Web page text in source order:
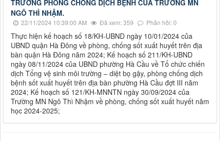
TRƯỜNG PHÒNG CHỐNG DỊCH BỆNH CỦA TRƯỜNG MN
NGÔ THÌ NHẬM.
22/11/2024 10:39:00 AM Đã xem: 359 Phản hồi: 0
Thực hiện kế hoạch số 18/KH-UBND ngày 10/01/2024 của
UBND quận Hà Đông về phòng, chống sốt xuất huyết trên địa
bàn quận Hà Đông năm 2024; Kế hoạch số 211/KH-UBND
ngày 08/11/2024 của UBND phường Hà Cầu về Tổ chức chiến
dịch Tổng vệ sinh môi trường – diệt bọ gậy, phòng chống dịch
bệnh sốt xuất huyết trên địa bàn phường Hà Cầu đợt III năm
2024; Kế hoạch số 121/KH-MNNTN ngày 30/09/2024 của
Trường MN Ngô Thì Nhậm về phòng, chống sốt xuất huyết năm
học 2024-2025;